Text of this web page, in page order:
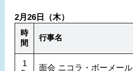
2月26日（木）
時
間
行事名
1
面会 ニコラ・ボーメール